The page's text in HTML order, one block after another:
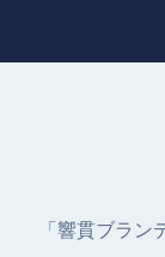
「響貫ブラ